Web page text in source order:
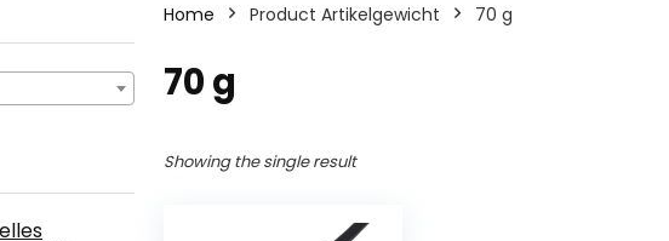
Home Product Artikelgewicht ‎70 g
‎70 g
Showing the single result